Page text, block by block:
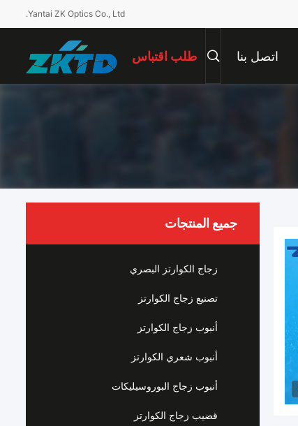
Yantai ZK Optics Co., Ltd.
اتصل بنا طلب اقتباس
جميع المنتجات
زجاج الكوارتز البصري
تصنيع زجاج الكوارتز
أنبوب زجاج الكوارتز
أنبوب شعري الكوارتز
أنبوب زجاج البوروسيليكات
قضيب زجاج الكوارتز